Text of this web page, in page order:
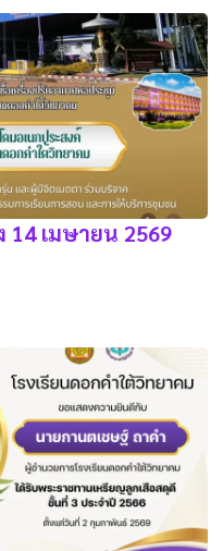
14 เมษายน 2569